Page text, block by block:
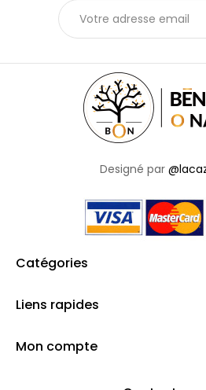
Designé par
Catégories
Liens rapides
Mon compte